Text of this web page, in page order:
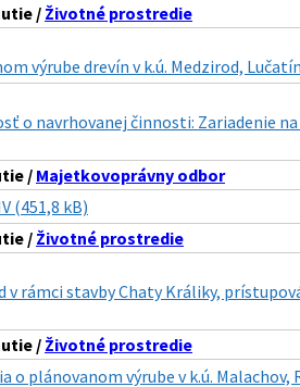
/ Životné prostredie
výrube drevín v k.ú. Medzirod,
o navrhovanej činnosti: Zariadenie
/Majetkovoprávny odbor
(451,8 kB)
/Životné prostredie
v rámci stavby Chaty Králiky,
/ Životné prostredie
o plánovanom výrube v k.ú. Malachov,